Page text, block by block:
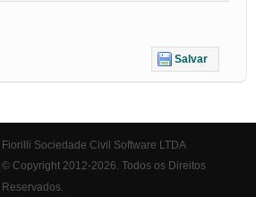
Salvar
Fiorilli Sociedade Civil Software LTDA
© Copyright 2012-2026. Todos os Direitos
Reservados.